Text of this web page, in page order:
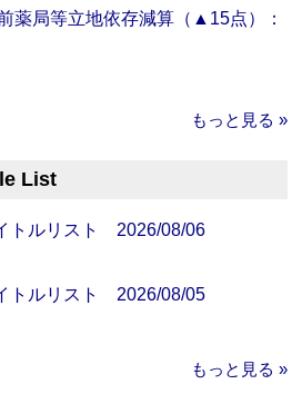
薬局等立地依存減算（▲15点）：
もっと見る »
List
トルリスト 2026/08/06
トルリスト 2026/08/05
もっと見る »